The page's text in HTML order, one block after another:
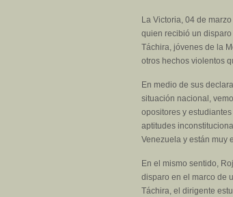
La Victoria, 04 de
quien recibió un
Táchira, jóvenes de la
otros hechos violentos
En medio de sus
situación nacional,
opositores y
aptitudes
Venezuela y están muy
En el mismo sentido,
disparo en el marco de
Táchira, el dirigente